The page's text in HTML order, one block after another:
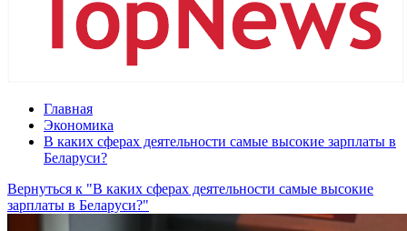
Главная
Экономика
В каких сферах деятельности самые высокие зарплаты в
Беларуси?
Вернуться к "В каких сферах деятельности самые высокие
зарплаты в Беларуси?"